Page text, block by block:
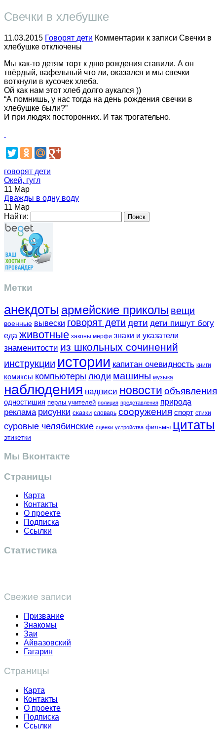
Свечки в хлебушке
11.03.2015 Говорят дети Комментарии к записи Свечки в
хлебушке отключены
Мы как-то детям торт к дню рождения ставили. А он
твёрдый, вафельный что ли, оказался и мы свечки
воткнули в кусочек хлеба.
Ой как нам этот хлеб долго аукался ))
“А помнишь, у нас тогда на день рождения свечки в
хлебушке были?”
И при людях посторонних. И так трогательно.
говорят дети
Окей, гугл
11 Мар
Дважды в одну воду
11 Мар
Найти:
Метки
анекдоты армейские приколы вещи
военные вывески говорят дети дети дети пишут богу
еда животные законы мёрфи знаки и указатели
знаменитости из школьных сочинений
инструкции истории капитан очевидность книги
комиксы компьютеры люди машины музыка
наблюдения надписи новости объявления
одностишия перлы учителей полиция представления природа
реклама рисунки сказки словарь сооружения спорт стихи
суровые челябинские сценки устройства фильмы цитаты
этикетки
Мы Вконтакте
Страницы
Карта
Контакты
О проекте
Подписка
Ссылки
Статистика
Свежие записи
Призвание
Знакомы
Заи
Айвазовский
Гагарин
Страницы
Карта
Контакты
О проекте
Подписка
Ссылки